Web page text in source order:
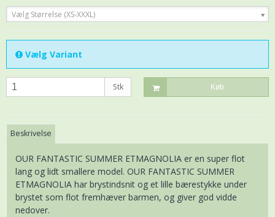
Vælg Størrelse (XS-XXXL)
Vælg Variant
Stk Køb
Beskrivelse
OUR FANTASTIC SUMMER ETMAGNOLIA er en super flot
lang og lidt smallere model. OUR FANTASTIC SUMMER
ETMAGNOLIA har brystindsnit og et lille bærestykke under
brystet som flot fremhæver barmen, og giver god vidde
nedover.